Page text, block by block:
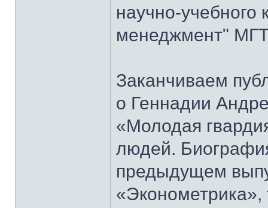
научно-
менеджмент"
Заканчиваем
о Геннадии
«Молодая
людей.
предыдущем
«Эконометрика»,